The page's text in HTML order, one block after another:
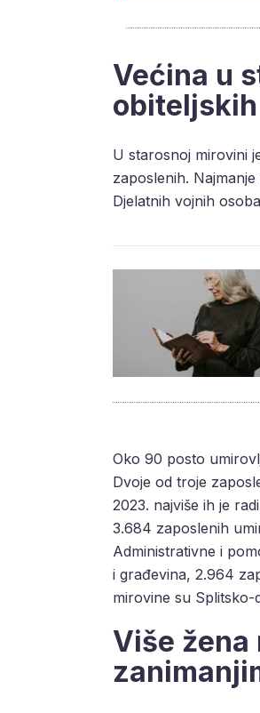
Većina u
obiteljskih
U starosnoj mirovini
zaposlenih.
Djelatnih vojnih
Oko 90 posto
Dvoje od troje
2023. najviše ih je
3.684 zaposlenih
Administrativne i
i građevina, 2.964
mirovine su Splitsko-
Više žena